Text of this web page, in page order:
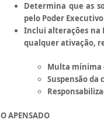
Determina que as
pelo Poder Executivo
Inclui alterações na
qualquer ativação,
Multa mínima
Suspensão da
O APENSADO